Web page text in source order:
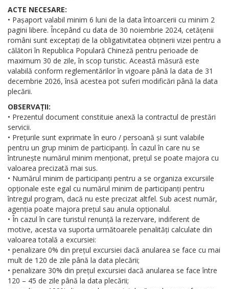
ACTE NECESARE:
• Pașaport valabil minim 6 luni de la data întoarcerii cu minim 2
pagini libere. Începând cu data de 30 noiembrie 2024, cetățenii
români sunt exceptați de la obligativitatea obținerii vizei pentru a
călători în Republica Populară Chineză pentru perioade de
maximum 30 de zile, în scop turistic. Această măsură este
valabilă conform reglementărilor în vigoare până la data de 31
decembrie 2026, însă acestea pot suferi modificări până la data
plecării.
OBSERVAȚII:
• Prezentul document constituie anexă la contractul de prestări
servicii.
• Prețurile sunt exprimate în euro / persoană și sunt valabile
pentru un grup minim de participanți. În cazul în care nu se
întrunește numărul minim menționat, prețul se poate majora cu
valoarea precizată mai sus.
• Numărul minim de participanți pentru a se organiza excursiile
opționale este egal cu numărul minim de participanți pentru
întregul program, dacă nu este precizat altfel. Sub acest număr,
agenția poate majora prețul sau anula opționalul.
• În cazul în care turistul renunță la rezervare, indiferent de
motive, acesta va suporta următoarele penalități calculate din
valoarea totală a excursiei:
• penalizare 0% din prețul excursiei dacă anularea se face cu mai
mult de 120 de zile până la data plecării;
• penalizare 30% din prețul excursiei dacă anularea se face între
120 – 45 de zile până la data plecării;